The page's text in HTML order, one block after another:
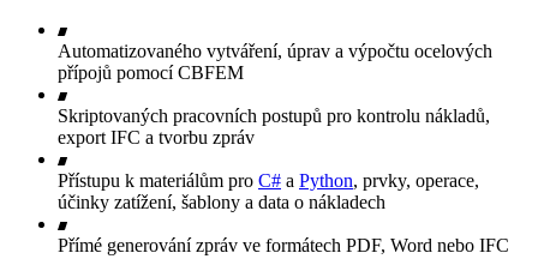
Automatizovaného vytváření, úprav a výpočtu ocelových
přípojů pomocí CBFEM
Skriptovaných pracovních postupů pro kontrolu nákladů,
export IFC a tvorbu zpráv
Přístupu k materiálům pro C# a Python, prvky, operace,
účinky zatížení, šablony a data o nákladech
Přímé generování zpráv ve formátech PDF, Word nebo IFC